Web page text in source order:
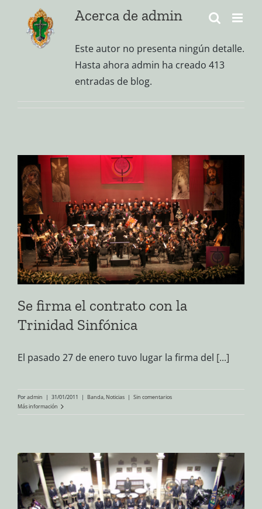
contenido
Acerca de admin
Este autor no presenta ningún detalle.
Hasta ahora admin ha creado 413
entradas de blog.
Se firma el contrato con la
Trinidad Sinfónica
El pasado 27 de enero tuvo lugar la firma del [...]
Poradmin | 31/01/2011 | Banda, Noticias | Sin comentarios
Más información